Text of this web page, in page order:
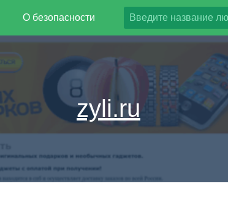
О безопасности
zyli.ru